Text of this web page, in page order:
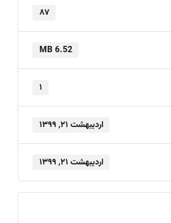
۸۷
6.52 MB
۱
اردیبهشت ۲۱, ۱۳۹۹
اردیبهشت ۲۱, ۱۳۹۹